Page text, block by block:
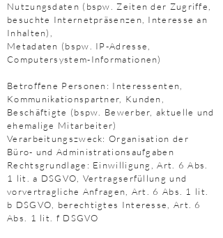
Nutzungsdaten (bspw. Zeiten der Zugriffe,
besuchte Internetpräsenzen, Interesse an
Inhalten),
Metadaten (bspw. IP-Adresse,
Computersystem-Informationen)
Betroffene Personen: Interessenten,
Kommunikationspartner, Kunden,
Beschäftigte (bspw. Bewerber, aktuelle und
ehemalige Mitarbeiter)
Verarbeitungszweck: Organisation der
Büro- und Administrationsaufgaben
Rechtsgrundlage: Einwilligung, Art. 6 Abs.
1 lit. a DSGVO, Vertragserfüllung und
vorvertragliche Anfragen, Art. 6 Abs. 1 lit.
b DSGVO, berechtigtes Interesse, Art. 6
Abs. 1 lit. f DSGVO